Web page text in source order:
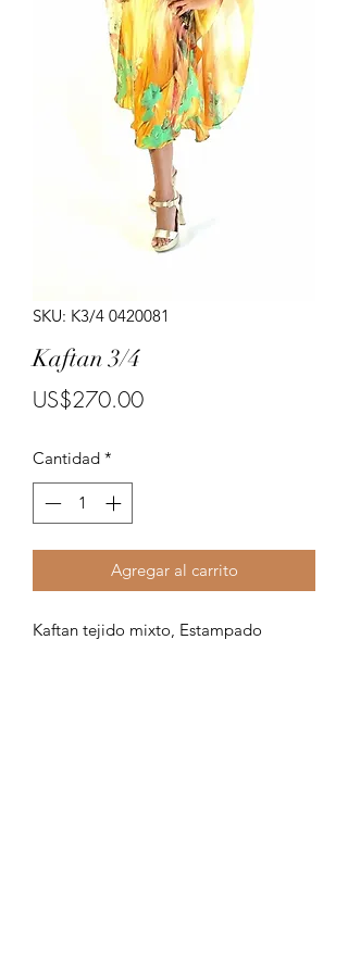
Porte costumes for ladies.
SKU: K3/4 0420081
Kaftan 3/4
US$270.00Precio
Cantidad *
Agregar al carrito
Kaftan tejido mixto, Estampado